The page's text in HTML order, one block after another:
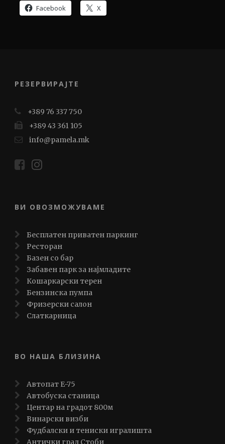
Facebook X
РЕЗЕРВИРАЈТЕ
+389 76 337 750
+389 43 361 105
info@pamela.mk
ВИ ОВОЗМОЖУВАМЕ
Бесплатен приватен паркинг
Ресторан
Базен со бар
Забавен парк за најмладите
Кошаркарски терен
Бензинска пумпа
Фризерски салон
Слаткарница
ВО НАША БЛИЗИНА
Автопат E-75
Автобуска станица
Центар на градот 800м
Винарски визби
Фудбалски и тениски игралишта
Антички град Стоби